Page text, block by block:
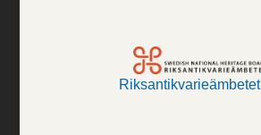
Riksantikvarieämbetet